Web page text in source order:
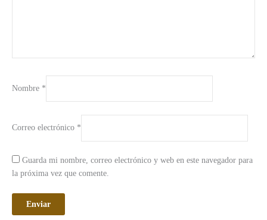
Nombre *
Correo electrónico *
Guarda mi nombre, correo electrónico y web en este navegador para
la próxima vez que comente.